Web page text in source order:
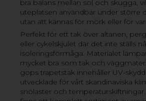
bra balans mellan sol och skugga,
uteplatsen användbar under större
utan att kännas för mörk eller för
Perfekt för ett tak över altanen,
eller cykelskjulet där det inte ställs
isoleringsförmåga. Materialet
mycket bra som tak och
gops trapetstak innehåller UV-
utvecklade för vårt skandinaviska
snölaster och
som innertak i lador.
mindre ytor eller dörrar och fönster
så rekommenderar vi att du kollar
inom skärmtak.
FÖRDELAR